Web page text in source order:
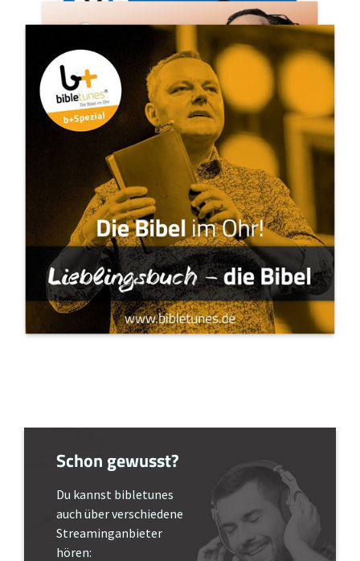
Schon gewusst?
Du kannst bibletunes
auch über verschiedene
Streaminganbieter
hören: